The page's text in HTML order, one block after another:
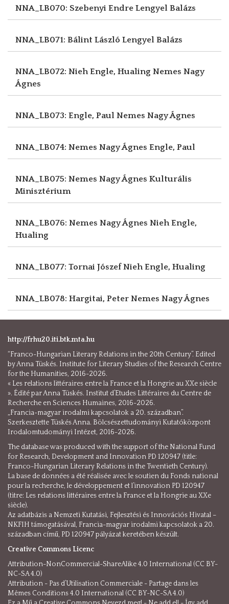
NNA_LB070: Szebenyi Endre Lengyel Balázs
NNA_LB071: Bálint László Lengyel Balázs
NNA_LB072: Nieh Engle, Hualing Nemes Nagy
Ágnes
NNA_LB073: Engle, Paul Nemes Nagy Ágnes
NNA_LB074: Nemes Nagy Ágnes Engle, Paul
NNA_LB075: Nemes Nagy Ágnes Kulturális
Minisztérium
NNA_LB076: Nemes Nagy Ágnes Nieh Engle,
Hualing
NNA_LB077: Tornai JószefNieh Engle, Hualing
NNA_LB078: Hargitai, Peter Nemes Nagy Ágnes
http://frhu20.iti.btk.mta.hu
“Franco-Hungarian Literary Relations in the 20th Century”. Edited
by Anna Tüskés. Institute for Literary Studies of the Research Centre
for the Humanities, 2016-2026.
« Les relations littéraires entre la France et la Hongrie au XXe siècle
». Édité par Anna Tüskés. Institut d’Etudes Littéraires du Centre de
Recherche en Sciences Humaines, 2016-2026.
„Francia-magyar irodalmi kapcsolatok a 20. században”.
Szerkesztette Tüskés Anna. Bölcsészettudományi Kutatóközpont
Irodalomtudományi Intézet, 2016-2026.
The database was produced with the support of the National Fund
for Research, Development and Innovation PD 120947 (title:
Franco-Hungarian Literary Relations in the Twentieth Century).
La base de données a été réalisée avec le soutien du Fonds national
pour la recherche, le développement et l’innovation PD 120947
(titre: Les relations littéraires entre la France et la Hongrie au XXe
siècle).
Az adatbázis a Nemzeti Kutatási, Fejlesztési és Innovációs Hivatal –
NKFIH támogatásával, Francia-magyar irodalmi kapcsolatok a 20.
században című, PD 120947 pályázat keretében készült.
Creative Commons Licenc
Attribution-NonCommercial-ShareAlike 4.0 International (CC BY-
NC-SA 4.0)
Attribution - Pas d’Utilisation Commerciale - Partage dans les
Mêmes Conditions 4.0 International (CC BY-NC-SA 4.0)